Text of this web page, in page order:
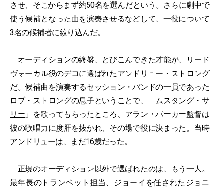
させ、そこからまず約50名を選んだという。さらに劇中で
使う候補となった曲を演奏させるなどして、一役について
3名の候補者に絞り込んだ。
オーディションの終盤、とびこんできた才能が、リード
ヴォーカル役のデコに選ばれたアンドリュー・ストロング
だ。候補曲を演奏するセッション・バンドの一員であった
ロブ・ストロングの息子ということで、「ムスタング・サ
リー 」を歌ってもらったところ、アラン・パーカー監督は
彼の歌唱力に度肝を抜かれ、その場で役に決まった。当時
アンドリューは、まだ16歳だった。
正規のオーディション以外で選ばれたのは、もう一人。
最年長のトランペット担当、ジョーイを任されたジョニ